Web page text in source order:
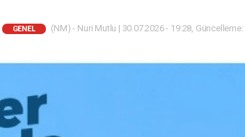
GENEL (NM) - Nuri Mutlu | 30.07.2026 - 19:28,